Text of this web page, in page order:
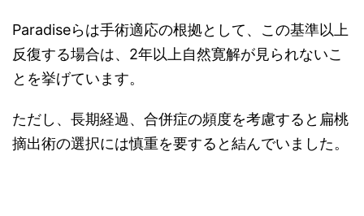
Paradiseらは手術適応の根拠として、この基準以上
反復する場合は、2年以上自然寛解が見られないこ
とを挙げています。
ただし、長期経過、合併症の頻度を考慮すると扁桃
摘出術の選択には慎重を要すると結んでいました。